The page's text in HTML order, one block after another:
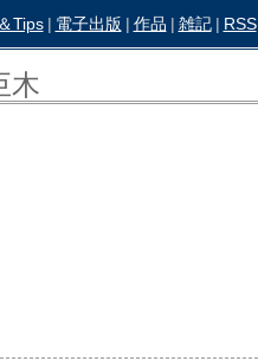
Tips | 電子出版 | 作品 | 雑記 | RSS
木